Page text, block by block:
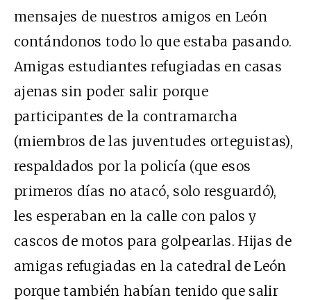
mensajes de nuestros amigos en León
contándonos todo lo que estaba pasando.
Amigas estudiantes refugiadas en casas
ajenas sin poder salir porque
participantes de la contramarcha
(miembros de las juventudes orteguistas),
respaldados por la policía (que esos
primeros días no atacó, solo resguardó),
les esperaban en la calle con palos y
cascos de motos para golpearlas. Hijas de
amigas refugiadas en la catedral de León
porque también habían tenido que salir